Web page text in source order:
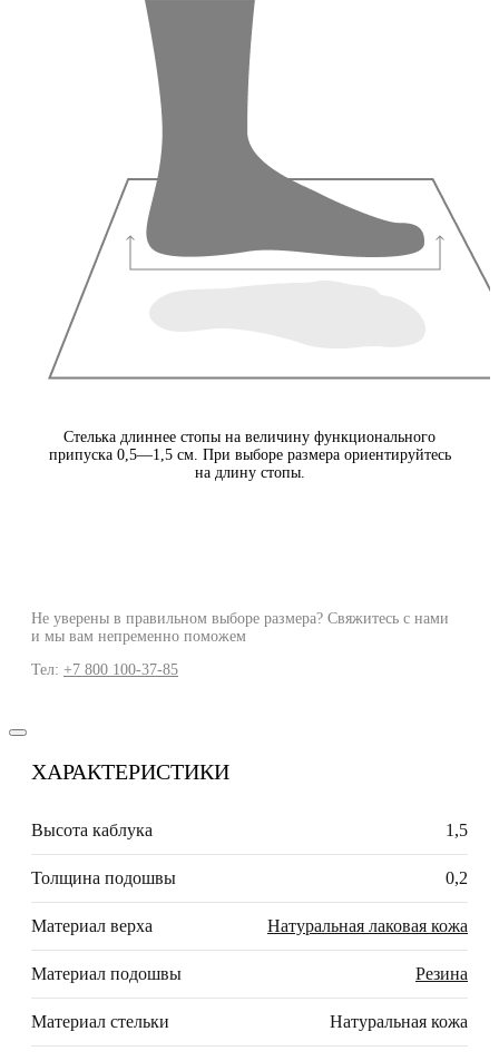
Стелька длиннее стопы на величину функционального
припуска 0,5—1,5 см. При выборе размера ориентируйтесь
на длину стопы.
Не уверены в правильном выборе размера? Свяжитесь с нами
и мы вам непременно поможем
Тел: +7 800 100-37-85
ХАРАКТЕРИСТИКИ
Высота каблука 1,5
Толщина подошвы 0,2
Материал верха Натуральная лаковая кожа
Материал подошвы Резина
Материал стельки Натуральная кожа